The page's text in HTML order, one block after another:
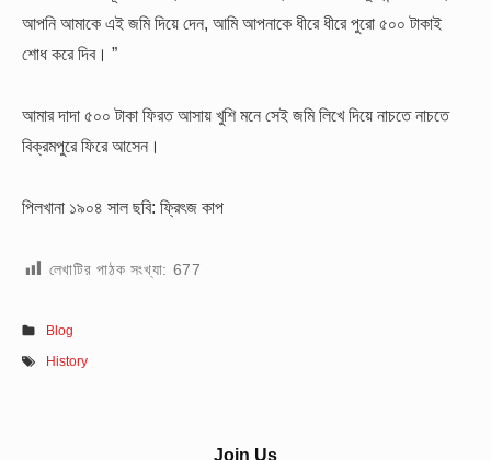
আপনি আমাকে এই জমি দিয়ে দেন, আমি আপনাকে ধীরে ধীরে পুরো ৫০০ টাকাই
শোধ করে দিব। ”
আমার দাদা ৫০০ টাকা ফিরত আসায় খুশি মনে সেই জমি লিখে দিয়ে নাচতে নাচতে
বিক্রমপুরে ফিরে আসেন।
পিলখানা ১৯০৪ সাল ছবি: ফ্রিৎজ কাপ
লেখাটির পাঠক সংখ্যা: 677
Blog
History
Join Us